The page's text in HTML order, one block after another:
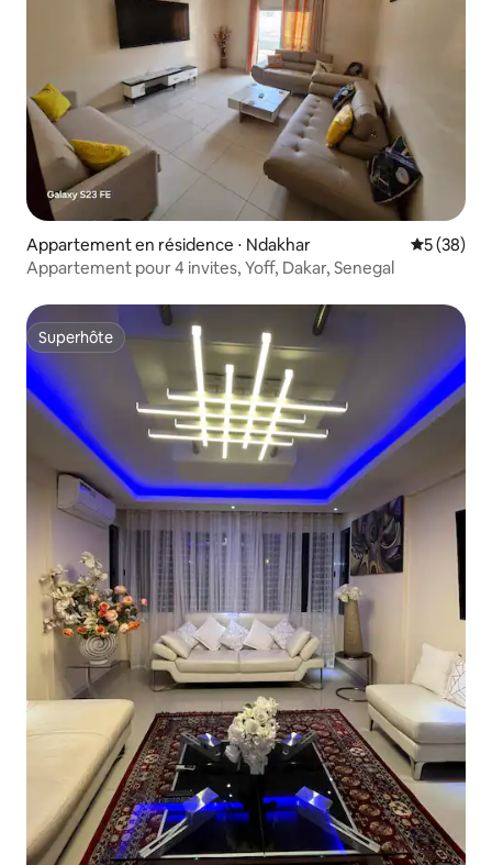
Appartement en résidence ⋅ Ndakhar
5 (38)
Appartement pour 4 invites, Yoff, Dakar, Senegal
Superhôte
Superhôte